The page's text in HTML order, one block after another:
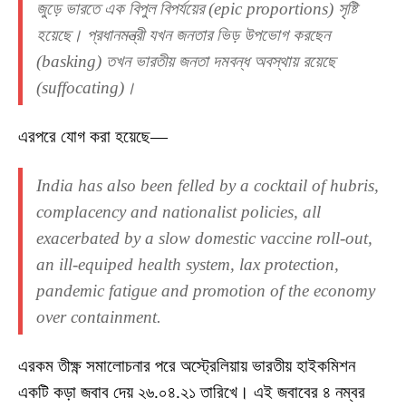
জুড়ে ভারতে এক বিপুল বিপর্যয়ের (epic proportions) সৃষ্টি
হয়েছে। প্রধানমন্ত্রী যখন জনতার ভিড় উপভোগ করছেন
(basking) তখন ভারতীয় জনতা দমবন্ধ অবস্থায় রয়েছে
(suffocating)।
এরপরে যোগ করা হয়েছে—
India has also been felled by a cocktail of hubris,
complacency and nationalist policies, all
exacerbated by a slow domestic vaccine roll-out,
an ill-equiped health system, lax protection,
pandemic fatigue and promotion of the economy
over containment.
এরকম তীক্ষ্ণ সমালোচনার পরে অস্ট্রেলিয়ায় ভারতীয় হাইকমিশন
একটি কড়া জবাব দেয় ২৬.০৪.২১ তারিখে। এই জবাবের ৪ নম্বর